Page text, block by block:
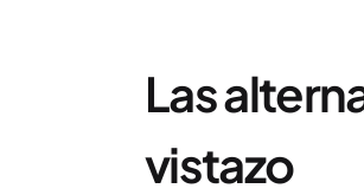
Las
vistazo